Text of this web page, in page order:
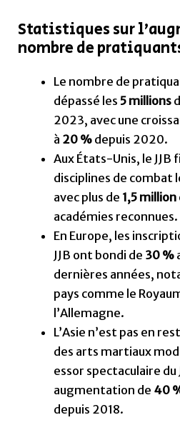
Statistiques sur
nombre de
Le nombre de
dépassé les 5 millions
2023, avec une
à 20 %depuis 2020.
Aux États-Unis, le JJB
disciplines de combat
avec plus de 1,5 million
académies reconnues.
En Europe, les
JJB ont bondi de 30 %
dernières années,
pays comme le
l’Allemagne.
L’Asie n’est pas en
des arts martiaux
essor spectaculaire du
augmentation de 40
depuis 2018.